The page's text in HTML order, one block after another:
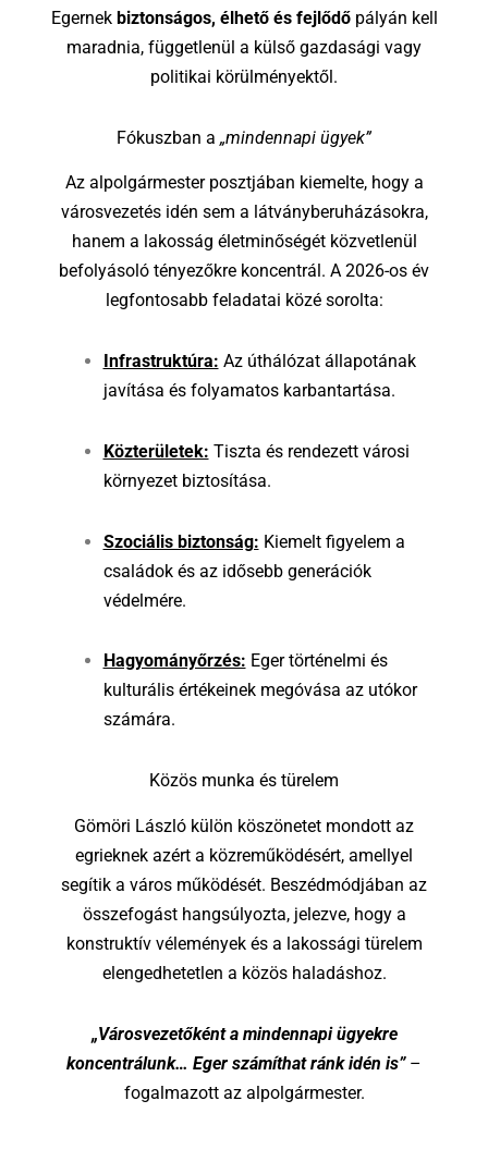
Egernek biztonságos, élhető és fejlődőpályán kell
maradnia, függetlenül a külső gazdasági vagy
politikai körülményektől.
Fókuszban a „mindennapi ügyek”
Az alpolgármester posztjában kiemelte, hogy a
városvezetés idén sem a látványberuházásokra,
hanem a lakosság életminőségét közvetlenül
befolyásoló tényezőkre koncentrál. A 2026-os év
legfontosabb feladatai közé sorolta:
Infrastruktúra: Az úthálózat állapotának
javítása és folyamatos karbantartása.
Közterületek: Tiszta és rendezett városi
környezet biztosítása.
Szociális biztonság: Kiemelt figyelem a
családok és az idősebb generációk
védelmére.
Hagyományőrzés: Eger történelmi és
kulturális értékeinek megóvása az utókor
számára.
Közös munka és türelem
Gömöri László külön köszönetet mondott az
egrieknek azért a közreműködésért, amellyel
segítik a város működését. Beszédmódjában az
összefogást hangsúlyozta, jelezve, hogy a
konstruktív vélemények és a lakossági türelem
elengedhetetlen a közös haladáshoz.
„Városvezetőként a mindennapi ügyekre
koncentrálunk… Eger számíthat ránk idén is”–
fogalmazott az alpolgármester.